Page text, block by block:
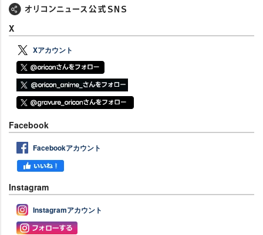
X
Xアカウント
Facebook
Facebookアカウント
Instagram
Instagramアカウント